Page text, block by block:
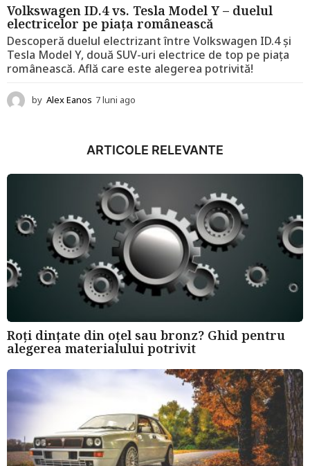
Volkswagen ID.4 vs. Tesla Model Y – duelul
electricelor pe piața românească
Descoperă duelul electrizant între Volkswagen ID.4 și
Tesla Model Y, două SUV-uri electrice de top pe piața
românească. Află care este alegerea potrivită!
by Alex Eanos 7 luni ago
n
g
o
ARTICOLE RELEVANTE
Roți dințate din oțel sau bronz? Ghid pentru
alegerea materialului potrivit